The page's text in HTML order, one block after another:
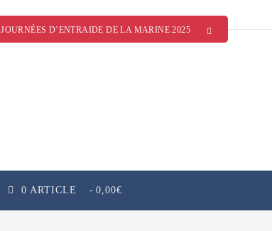
JOURNÉES D’ENTRAIDE DE LA MARINE 2025
0 ARTICLE 0,00€